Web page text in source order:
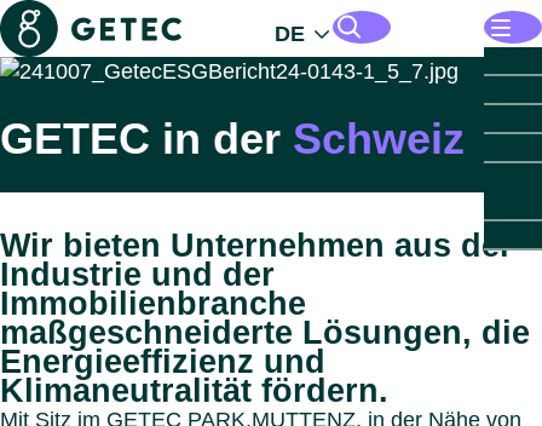
Getec
DE
GETEC in der Schweiz
Wir bieten Unternehmen aus der
Industrie und der
Immobilienbranche
maßgeschneiderte Lösungen, die
Energieeffizienz und
Klimaneutralität fördern.
Mit Sitz im GETEC PARK.MUTTENZ, in der Nähe von